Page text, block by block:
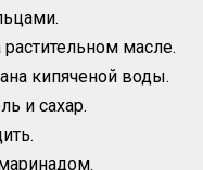
масле.
кипяченой воды.
и сахар.